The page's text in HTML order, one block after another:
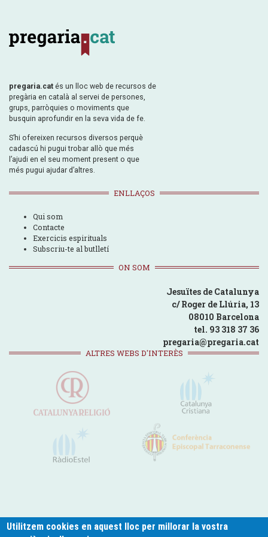
pregaria.cat és un lloc web de recursos de
pregària en català al servei de persones,
grups, parròquies o moviments que
busquin aprofundir en la seva vida de fe.
S’hi ofereixen recursos diversos perquè
cadascú hi pugui trobar allò que més
l’ajudi en el seu moment present o que
més pugui ajudar d’altres.
ENLLAÇOS
Qui som
Contacte
Exercicis espirituals
Subscriu-te al butlletí
ON SOM
Jesuïtes de Catalunya
c/ Roger de Llúria, 13
08010 Barcelona
tel. 93 318 37 36
pregaria@pregaria.cat
ALTRES WEBS D'INTERÈS
Utilitzem cookies en aquest lloc per millorar la vostra